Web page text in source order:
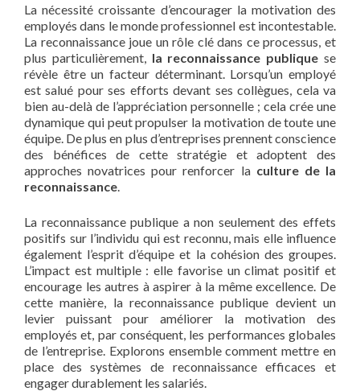
La nécessité croissante d’encourager la motivation des
employés dans le monde professionnel est incontestable.
La reconnaissance joue un rôle clé dans ce processus, et
plus particulièrement, la reconnaissance publique se
révèle être un facteur déterminant. Lorsqu’un employé
est salué pour ses efforts devant ses collègues, cela va
bien au-delà de l’appréciation personnelle ; cela crée une
dynamique qui peut propulser la motivation de toute une
équipe. De plus en plus d’entreprises prennent conscience
des bénéfices de cette stratégie et adoptent des
approches novatrices pour renforcer la culture de la
reconnaissance
La reconnaissance publique a non seulement des effets
positifs sur l’individu qui est reconnu, mais elle influence
également l’esprit d’équipe et la cohésion des groupes.
L’impact est multiple : elle favorise un climat positif et
encourage les autres à aspirer à la même excellence. De
cette manière, la reconnaissance publique devient un
levier puissant pour améliorer la motivation des
employés et, par conséquent, les performances globales
de l’entreprise. Explorons ensemble comment mettre en
place des systèmes de reconnaissance efficaces et
engager durablement les salariés.